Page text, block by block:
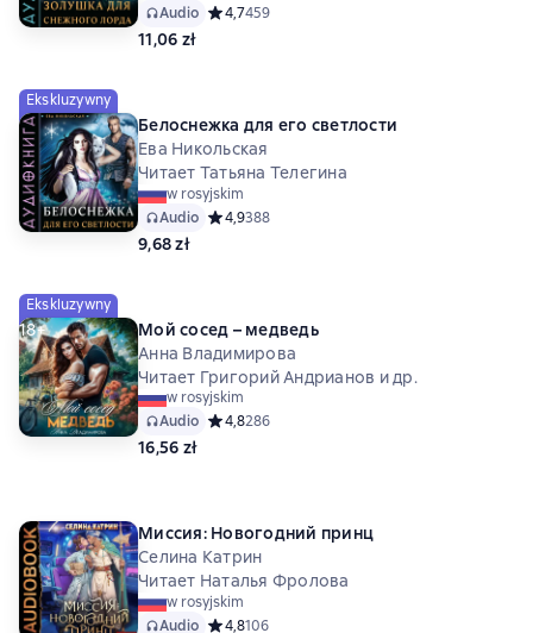
Audio Средний рейтинг 4,7 на основе 459 оценок
4,7459
11,06 zł
Ekskluzywny
Белоснежка для его светлости
Ева Никольская
Читает Татьяна Телегина
w rosyjskim
Audio Средний рейтинг 4,9 на основе 388 оценок
4,9388
9,68 zł
Ekskluzywny
18+
Мой сосед – медведь
Анна Владимирова
Читает Григорий Андрианов и др.
w rosyjskim
Audio Средний рейтинг 4,8 на основе 286 оценок
4,8286
16,56 zł
Миссия: Новогодний принц
Селина Катрин
Читает Наталья Фролова
w rosyjskim
Audio Средний рейтинг 4,8 на основе 106 оценок
4,8106